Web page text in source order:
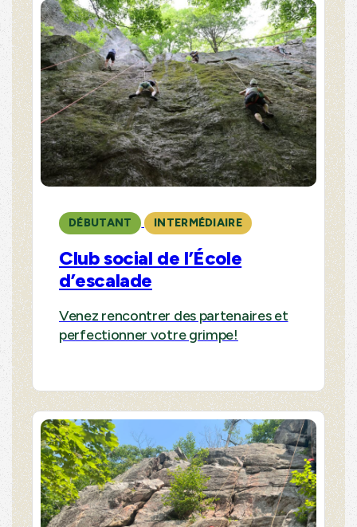
DÉBUTANT INTERMÉDIAIRE
Club social de l’École
d’escalade
Venez rencontrer des partenaires et
perfectionner votre grimpe!